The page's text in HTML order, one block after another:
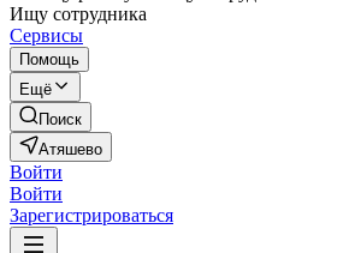
Ищу сотрудника
Сервисы
Помощь
Ещё
Поиск
Атяшево
Войти
Войти
Зарегистрироваться